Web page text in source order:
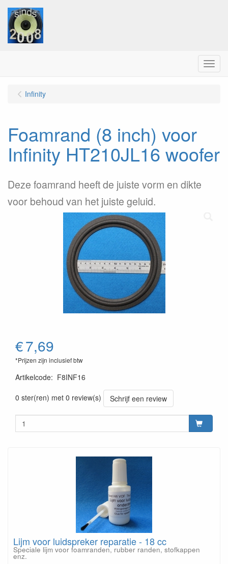
Menu
Infinity
Foamrand (8 inch) voor
Infinity HT210JL16 woofer
Deze foamrand heeft de juiste vorm en dikte
voor behoud van het juiste geluid.
€7,69
*Prijzen zijn inclusief btw
Artikelcode: F8INF16
0 ster(ren) met 0 review(s)
Schrijf een review
Lijm voor luidspreker reparatie - 18 cc
Speciale lijm voor foamranden, rubber randen, stofkappen
enz.